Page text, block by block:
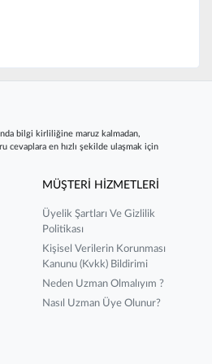
bilgi kirliliğine maruz kalmadan,
cevaplara en hızlı şekilde ulaşmak için
MÜŞTERİ HİZMETLERİ
Üyelik Şartları Ve Gizlilik
Politikası
Kişisel Verilerin Korunması
Kanunu (kvkk) Bildirimi
Neden Uzman Olmalıyım ?
Nasıl Uzman Üye Olunur?